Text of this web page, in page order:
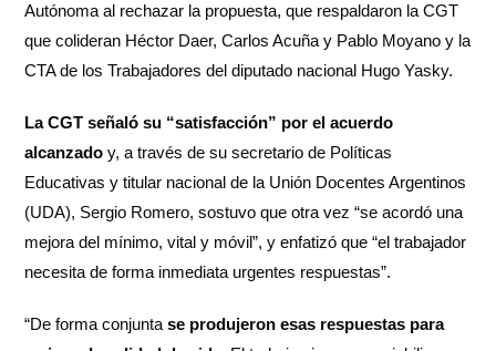
Autónoma al rechazar la propuesta, que respaldaron la CGT
que colideran Héctor Daer, Carlos Acuña y Pablo Moyano y la
CTA de los Trabajadores del diputado nacional Hugo Yasky.
La CGT señaló su “satisfacción” por el acuerdo
alcanzado y, a través de su secretario de Políticas
Educativas y titular nacional de la Unión Docentes Argentinos
(UDA), Sergio Romero, sostuvo que otra vez “se acordó una
mejora del mínimo, vital y móvil”, y enfatizó que “el trabajador
necesita de forma inmediata urgentes respuestas”.
“De forma conjunta se produjeron esas respuestas para